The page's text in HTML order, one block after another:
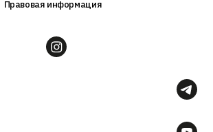
Правовая информация